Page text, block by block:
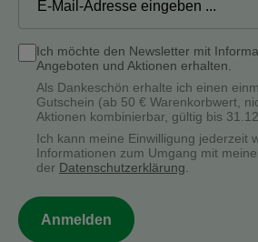
Ich möchte den Newsletter mit
Angeboten und Aktionen erhalten.
Als Dankeschön erhalte ich einen
Gutschein (ab 50 € Warenkorbwert,
Aktionen kombinierbar, gültig bis
Ich kann meine Einwilligung jederzeit
Informationen zum Umgang mit
der Datenschutzerklärung
Anmelden